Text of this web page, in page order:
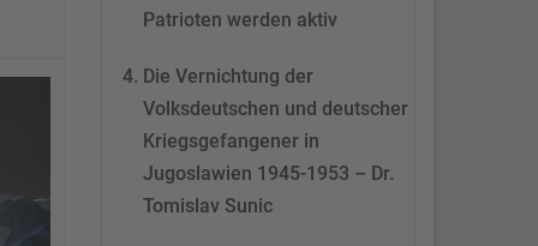
anzusehen.
Mehr
Informationen
Akzeptieren
powered by
Usercentrics Consent
Patrioten werden aktiv
Die Vernichtung der
Volksdeutschen und deutscher
Kriegsgefangener in
Jugoslawien 1945-1953 – Dr.
Tomislav Sunic